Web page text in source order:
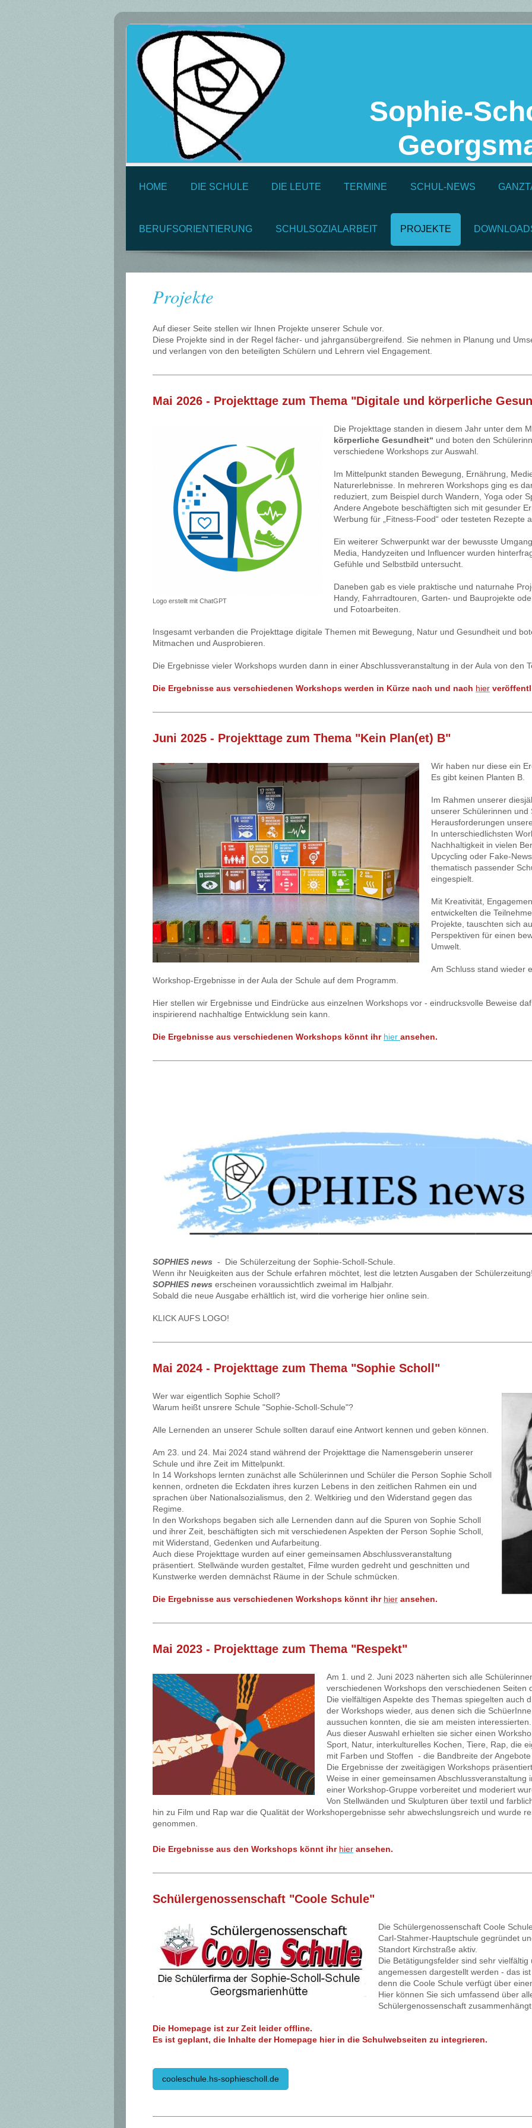
Sophie-
HOME DIE SCHULE DIE LEUTE TERMINE SCHUL-NEWS
BERUFSORIENTIERUNG SCHULSOZIALARBEIT PROJEKTE
Projekte
Auf dieser Seite stellen wir Ihnen Projekte unserer Schule vor.
Diese Projekte sind in der Regel fächer- und jahrgansübergreifend. Sie nehmen in Planung und
und verlangen von den beteiligten Schülern und Lehrern viel Engagement.
Mai 2026 - Projekttage zum Thema "Digitale und körperliche
Logo erstellt mit ChatGPT
Die Projekttage standen in diesem Jahr unter dem
körperliche Gesundheit“ und boten den
verschiedene Workshops zur Auswahl.
Im Mittelpunkt standen Bewegung, Ernährung,
Naturerlebnisse. In mehreren Workshops ging es
reduziert, zum Beispiel durch Wandern, Yoga oder
Andere Angebote beschäftigten sich mit gesunder
Werbung für „Fitness-Food“ oder testeten Rezepte
Ein weiterer Schwerpunkt war der bewusste
Media, Handyzeiten und Influencer wurden
Gefühle und Selbstbild untersucht.
Daneben gab es viele praktische und naturnahe
Handy, Fahrradtouren, Garten- und Bauprojekte
und Fotoarbeiten.
Insgesamt verbanden die Projekttage digitale Themen mit Bewegung, Natur und Gesundheit und
Mitmachen und Ausprobieren.
Die Ergebnisse vieler Workshops wurden dann in einer Abschlussveranstaltung in der Aula von den
Die Ergebnisse aus verschiedenen Workshops werden in Kürze nach und nach hier
Juni 2025 - Projekttage zum Thema "Kein Plan(et) B"
Wir haben nur diese ein
Es gibt keinen Planten B.
Im Rahmen unserer
unserer Schülerinnen
Herausforderungen
In unterschiedlichsten
Nachhaltigkeit in vielen
Upcycling oder Fake-
thematisch passender
eingespielt.
Mit Kreativität,
entwickelten die
Projekte, tauschten sich
Perspektiven für einen
Umwelt.
Am Schluss stand wieder
Workshop-Ergebnisse in der Aula der Schule auf dem Programm.
Hier stellen wir Ergebnisse und Eindrücke aus einzelnen Workshops vor - eindrucksvolle Beweise
inspirierend nachhaltige Entwicklung sein kann.
Die Ergebnisse aus verschiedenen Workshops könnt ihr hier ansehen.
SOPHIES news - Die Schülerzeitung der Sophie-Scholl-Schule.
Wenn ihr Neuigkeiten aus der Schule erfahren möchtet, lest die letzten Ausgaben der
SOPHIES news erscheinen voraussichtlich zweimal im Halbjahr.
Sobald die neue Ausgabe erhältlich ist, wird die vorherige hier online sein.
KLICK AUFS LOGO!
Mai 2024 - Projekttage zum Thema "Sophie Scholl "
Wer war eigentlich Sophie Scholl?
Warum heißt unsrere Schule "Sophie-Scholl-Schule"?
Alle Lernenden an unserer Schule sollten darauf eine Antwort kennen und geben können.
Am 23. und 24. Mai 2024 stand während der Projekttage die Namensgeberin unserer
Schule und ihre Zeit im Mittelpunkt.
In 14 Workshops lernten zunächst alle Schülerinnen und Schüler die Person Sophie Scholl
kennen, ordneten die Eckdaten ihres kurzen Lebens in den zeitlichen Rahmen ein und
sprachen über Nationalsozialismus, den 2. Weltkirieg und den Widerstand gegen das
Regime.
In den Workshops begaben sich alle Lernenden dann auf die Spuren von Sophie Scholl
und ihrer Zeit, beschäftigten sich mit verschiedenen Aspekten der Person Sophie Scholl,
mit Widerstand, Gedenken und Aufarbeitung.
Auch diese Projekttage wurden auf einer gemeinsamen Abschlussveranstaltung
präsentiert. Stellwände wurden gestaltet, Filme wurden gedreht und geschnitten und
Kunstwerke werden demnächst Räume in der Schule schmücken.
Die Ergebnisse aus verschiedenen Workshops könnt ihr hier ansehen.
Mai 2023 - Projekttage zum Thema "Respekt"
Am 1. und 2. Juni 2023 näherten sich alle
verschiedenen Workshops den verschiedenen Seiten
Die vielfältigen Aspekte des Themas spiegelten auch
der Workshops wieder, aus denen sich die
aussuchen konnten, die sie am meisten interessierten.
Aus dieser Auswahl erhielten sie sicher einen
Sport, Natur, interkulturelles Kochen, Tiere, Rap, die
mit Farben und Stoffen - die Bandbreite der
Die Ergebnisse der zweitägigen Workshops
Weise in einer gemeinsamen Abschlussveranstaltung
einer Workshop-Gruppe vorbereitet und moderiert
Von Stellwänden und Skulpturen über textil und
hin zu Film und Rap war die Qualität der Workshopergebnisse sehr abwechslungsreich und wurde
genommen.
Die Ergebnisse aus den Workshops könnt ihr hier ansehen.
Schülergenossenschaft "Coole Schule"
Die Schülergenossenschaft Coole
Carl-Stahmer-Hauptschule gegründet
Standort Kirchstraße aktiv.
Die Betätigungsfelder sind sehr
angemessen dargestellt werden - das
denn die Coole Schule verfügt über
Hier können Sie sich umfassend über
Schülergenossenschaft
Die Homepage ist zur Zeit leider offline.
Es ist geplant, die Inhalte der Homepage hier in die Schulwebseiten zu integrieren.
cooleschule.hs-sophiescholl.de